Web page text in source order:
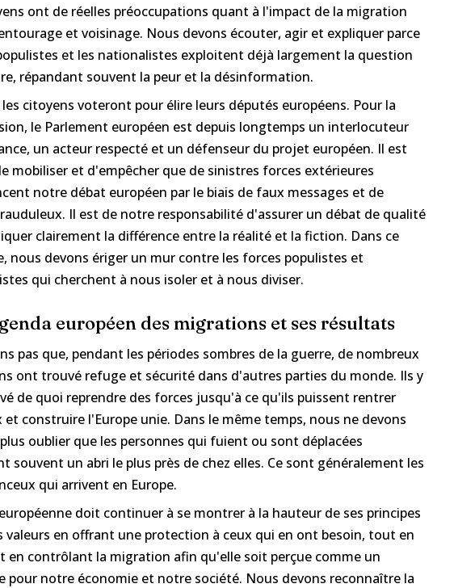
ont de réelles préoccupations quant à l'impact de la migration
et voisinage. Nous devons écouter, agir et expliquer parce
et les nationalistes exploitent déjà largement la question
répandant souvent la peur et la désinformation.
les citoyens voteront pour élire leurs députés européens. Pour la
le Parlement européen est depuis longtemps un interlocuteur
un acteur respecté et un défenseur du projet européen. Il est
mobiliser et d'empêcher que de sinistres forces extérieures
notre débat européen par le biais de faux messages et de
Il est de notre responsabilité d'assurer un débat de qualité
clairement la différence entre la réalité et la fiction. Dans ce
nous devons ériger un mur contre les forces populistes et
qui cherchent à nous isoler et à nous diviser.
européen des migrations et ses résultats
pas que, pendant les périodes sombres de la guerre, de nombreux
ont trouvé refuge et sécurité dans d'autres parties du monde. Ils y
de quoi reprendre des forces jusqu'à ce qu'ils puissent rentrer
et construire l'Europe unie. Dans le même temps, nous ne devons
oublier que les personnes qui fuient ou sont déplacées
souvent un abri le plus près de chez elles. Ce sont généralement les
qui arrivent en Europe.
doit continuer à se montrer à la hauteur de ses principes
valeurs en offrant une protection à ceux qui en ont besoin, tout en
en contrôlant la migration afin qu'elle soit perçue comme un
pour notre économie et notre société. Nous devons reconnaître la